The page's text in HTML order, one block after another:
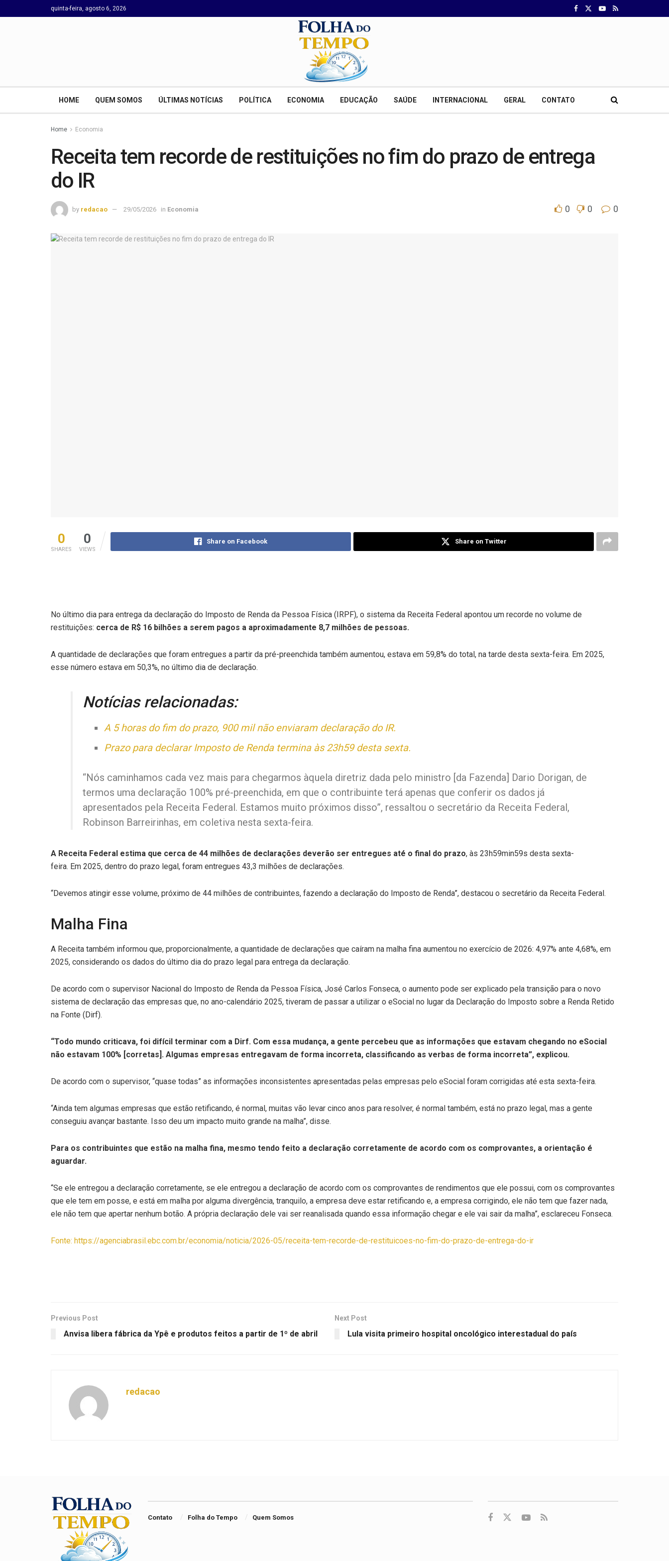
quinta-feira, agosto 6, 2026
HOME QUEM SOMOS ÚLTIMAS NOTÍCIAS POLÍTICA ECONOMIA EDUCAÇÃO SAÚDE INTERNACIONAL GERAL CONTATO
Home Economia
Receita tem recorde de restituições no fim do prazo de entrega
do IR
by redacao 29/05/2026 in Economia 0 0 0
0
SHARES
0
VIEWS
Share on Facebook Share on Twitter
No último dia para entrega da declaração do Imposto de Renda da Pessoa Física (IRPF), o sistema da Receita Federal apontou um recorde no volume de
restituições: cerca de R$ 16 bilhões a serem pagos a aproximadamente 8,7 milhões de pessoas.
A quantidade de declarações que foram entregues a partir da pré-preenchida também aumentou, estava em 59,8% do total, na tarde desta sexta-feira. Em 2025,
esse número estava em 50,3%, no último dia de declaração.
Notícias relacionadas:
A 5 horas do fim do prazo, 900 mil não enviaram declaração do IR.
Prazo para declarar Imposto de Renda termina às 23h59 desta sexta.
“Nós caminhamos cada vez mais para chegarmos àquela diretriz dada pelo ministro [da Fazenda] Dario Dorigan, de
termos uma declaração 100% pré-preenchida, em que o contribuinte terá apenas que conferir os dados já
apresentados pela Receita Federal. Estamos muito próximos disso”, ressaltou o secretário da Receita Federal,
Robinson Barreirinhas, em coletiva nesta sexta-feira.
A Receita Federal estima que cerca de 44 milhões de declarações deverão ser entregues até o final do prazo, às 23h59min59s desta sexta-
feira. Em 2025, dentro do prazo legal, foram entregues 43,3 milhões de declarações.
“Devemos atingir esse volume, próximo de 44 milhões de contribuintes, fazendo a declaração do Imposto de Renda”, destacou o secretário da Receita Federal.
Malha Fina
A Receita também informou que, proporcionalmente, a quantidade de declarações que caíram na malha fina aumentou no exercício de 2026: 4,97% ante 4,68%, em
2025, considerando os dados do último dia do prazo legal para entrega da declaração.
De acordo com o supervisor Nacional do Imposto de Renda da Pessoa Física, José Carlos Fonseca, o aumento pode ser explicado pela transição para o novo
sistema de declaração das empresas que, no ano-calendário 2025, tiveram de passar a utilizar o eSocial no lugar da Declaração do Imposto sobre a Renda Retido
na Fonte (Dirf).
“Todo mundo criticava, foi difícil terminar com a Dirf. Com essa mudança, a gente percebeu que as informações que estavam chegando no eSocial
não estavam 100% [corretas]. Algumas empresas entregavam de forma incorreta, classificando as verbas de forma incorreta”, explicou.
De acordo com o supervisor, “quase todas” as informações inconsistentes apresentadas pelas empresas pelo eSocial foram corrigidas até esta sexta-feira.
“Ainda tem algumas empresas que estão retificando, é normal, muitas vão levar cinco anos para resolver, é normal também, está no prazo legal, mas a gente
conseguiu avançar bastante. Isso deu um impacto muito grande na malha”, disse.
Para os contribuintes que estão na malha fina, mesmo tendo feito a declaração corretamente de acordo com os comprovantes, a orientação é
aguardar.
“Se ele entregou a declaração corretamente, se ele entregou a declaração de acordo com os comprovantes de rendimentos que ele possui, com os comprovantes
que ele tem em posse, e está em malha por alguma divergência, tranquilo, a empresa deve estar retificando e, a empresa corrigindo, ele não tem que fazer nada,
ele não tem que apertar nenhum botão. A própria declaração dele vai ser reanalisada quando essa informação chegar e ele vai sair da malha”, esclareceu Fonseca.
Fonte: https://agenciabrasil.ebc.com.br/economia/noticia/2026-05/receita-tem-recorde-de-restituicoes-no-fim-do-prazo-de-entrega-do-ir
Previous Post
Anvisa libera fábrica da Ypê e produtos feitos a partir de 1º de abril
Next Post
Lula visita primeiro hospital oncológico interestadual do país
redacao
Contato Folha do Tempo Quem Somos